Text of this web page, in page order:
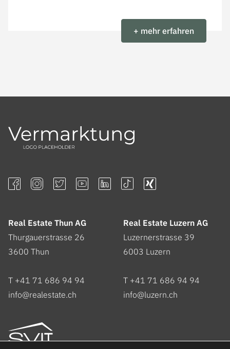
+ mehr erfahren
Real Estate Thun AG
Thurgauerstrasse 26
3600 Thun
T +41 71 686 94 94
info@realestate.ch
Real Estate Luzern AG
Luzernerstrasse 39
6003 Luzern
T +41 71 686 94 94
info@luzern.ch